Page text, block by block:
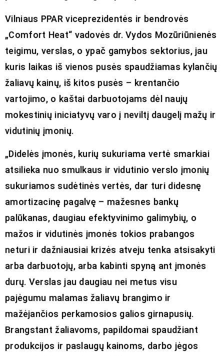
Vilniaus PPAR viceprezidentės ir bendrovės
„Comfort Heat“ vadovės dr. Vydos Mozūriūnienės
teigimu, verslas, o ypač gamybos sektorius, jau
kuris laikas iš vienos pusės spaudžiamas kylančių
žaliavų kainų, iš kitos pusės – krentančio
vartojimo, o kaštai darbuotojams dėl naujų
mokestinių iniciatyvų varo į neviltį daugelį mažų ir
vidutinių įmonių.
„Didelės įmonės, kurių sukuriama vertė smarkiai
atsilieka nuo smulkaus ir vidutinio verslo įmonių
sukuriamos sudėtinės vertės, dar turi didesnę
amortizacinę pagalvę – mažesnes bankų
palūkanas, daugiau efektyvinimo galimybių, o
mažos ir vidutinės įmonės tokios prabangos
neturi ir dažniausiai krizės atveju tenka atsisakyti
arba darbuotojų, arba kabinti spyną ant įmonės
durų. Verslas jau daugiau nei metus visu
pajėgumu malamas žaliavų brangimo ir
mažėjančios perkamosios galios girnapusių.
Brangstant žaliavoms, papildomai spaudžiant
produkcijos ir paslaugų kainoms, darbo jėgos